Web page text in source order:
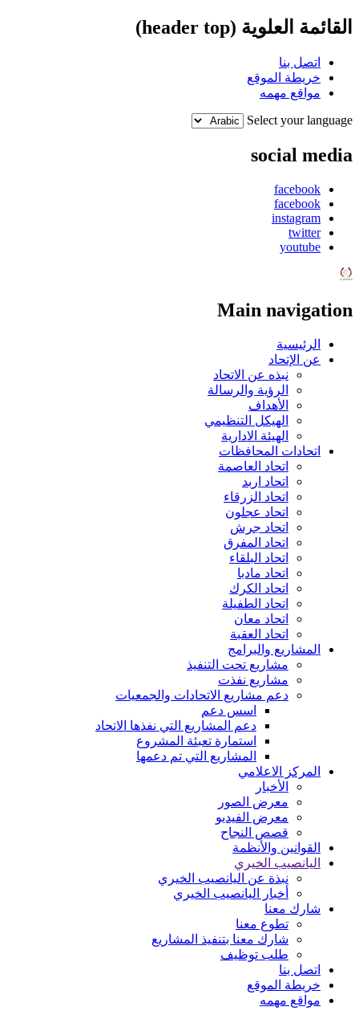
القائمة العلوية (header top)
اتصل بنا
خريطة الموقع
مواقع مهمه
Select your language
social media
facebook
facebook
instagram
twitter
youtube
Main navigation
الرئيسية
عن الإتحاد
نبذه عن الاتحاد
الرؤية والرسالة
الأهداف
الهيكل التنظيمي
الهيئة الادارية
اتحادات المحافظات
اتحاد العاصمة
اتحاد اربد
اتحاد الزرقاء
اتحاد عجلون
اتحاد جرش
اتحاد المفرق
اتحاد البلقاء
اتحاد مادبا
اتحاد الكرك
اتحاد الطفيلة
اتحاد معان
اتحاد العقبة
المشاريع والبرامج
مشاريع تحت التنفيذ
مشاريع نفذت
دعم مشاريع الاتحادات والجمعيات
اسس دعم
دعم المشاريع التي نفذها الاتحاد
استمارة تعبئة المشروع
المشاريع التي تم دعمها
المركز الاعلامي
الأخبار
معرض الصور
معرض الفيديو
قصص النجاح
القوانين والأنظمة
اليانصيب الخيري
نبذة عن اليانصيب الخيري
أخبار اليانصيب الخيري
شارك معنا
تطوع معنا
شارك معنا بتنفيذ المشاريع
طلب توظيف
اتصل بنا
خريطة الموقع
مواقع مهمه